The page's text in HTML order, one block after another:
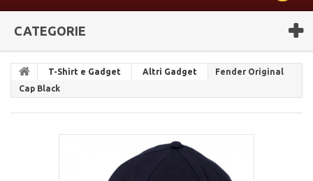
CATEGORIE
T-Shirt e Gadget Altri Gadget
Fender Original
Cap Black